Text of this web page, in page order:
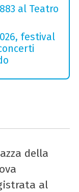
al Teatro
festival
della
al